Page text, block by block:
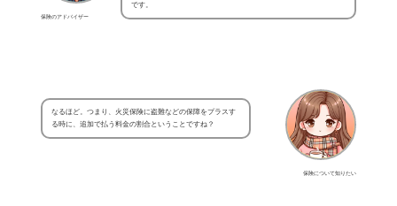
保険のアドバイザー
です。
保険について知りたい
なるほど。つまり、火災保険に盗難などの保障をプラスす
る時に、追加で払う料金の割合ということですね？